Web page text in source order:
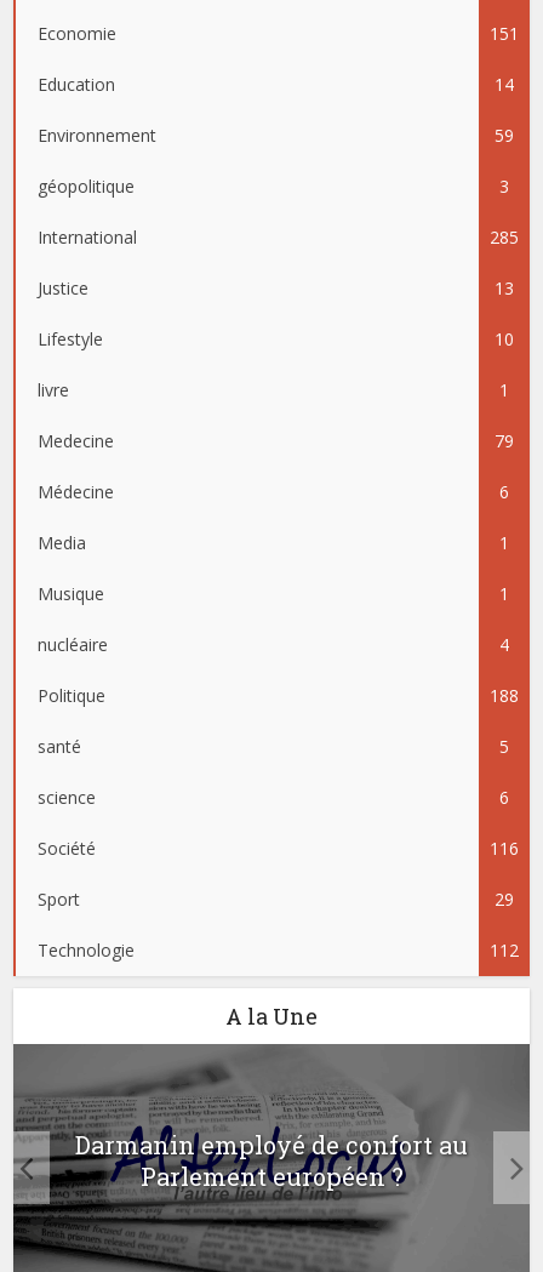
Economie 151
Education 14
Environnement 59
géopolitique 3
International 285
Justice 13
Lifestyle 10
livre 1
Medecine 79
Médecine 6
Media 1
Musique 1
nucléaire 4
Politique 188
santé 5
science 6
Société 116
Sport 29
Technologie 112
A la Une
Darmanin employé de confort au
Parlement européen ?